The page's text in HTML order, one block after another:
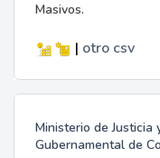
Masivos.
| otro csv
Ministerio de Justicia
Gubernamental de